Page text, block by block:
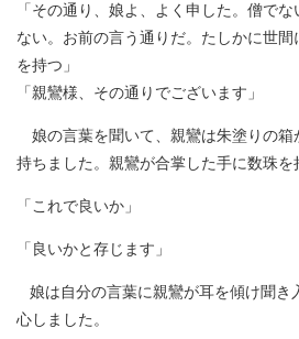
「その通り、娘よ、よく申した。僧で
ない。お前の言う通りだ。たしかに世
を持つ」
「親鸞様、その通りでございます」
娘の言葉を聞いて、親鸞は朱塗りの箱
持ちました。親鸞が合掌した手に数珠を
「これで良いか」
「良いかと存じます」
娘は自分の言葉に親鸞が耳を傾け聞き
心しました。